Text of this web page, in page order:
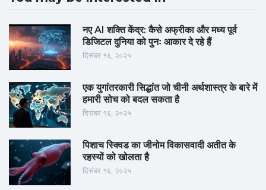
नए AI शक्ति केंद्र: कैसे अफ्रीका और मध्य पूर्व
डिजिटल दुनिया को पुनः आकार दे रहे हैं
दिसंबर १६, २०२५
एक युगांतरकारी सिद्धांत जो चीनी अर्थशास्त्र के बारे में
हमारी सोच को बदल सकता है
दिसंबर १६, २०२५
पिशाच स्क्विड का जीनोम विकासवादी अतीत के
रहस्यों को खोलता है
दिसंबर १६, २०२५